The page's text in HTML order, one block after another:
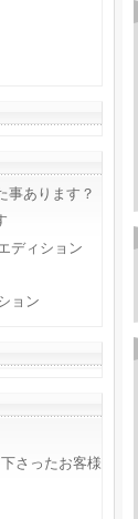
事あります？
ディション
ョン
さったお客様